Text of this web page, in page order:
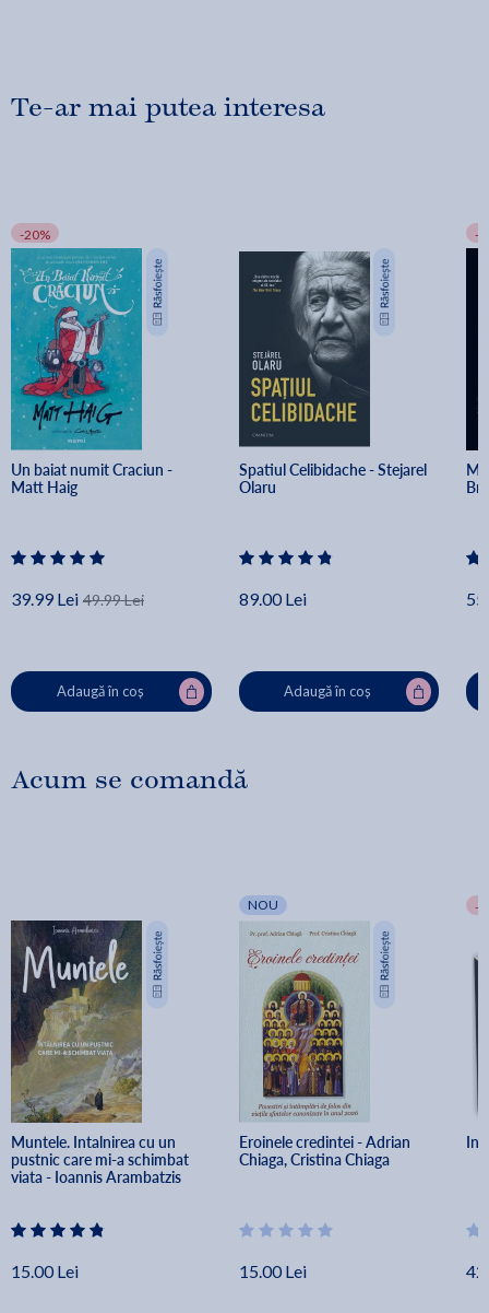
Te-ar mai putea interesa
-20%
Un baiat numit Craciun -
Matt Haig
39.99 Lei 49.99 Lei
Adaugă în coș
Spatiul Celibidache - Stejarel
Olaru
89.00 Lei
Adaugă în coș
-
Acum se comandă
Muntele. Intalnirea cu un
pustnic care mi-a schimbat
viata - Ioannis Arambatzis
15.00 Lei
NOU
Eroinele credintei - Adrian
Chiaga, Cristina Chiaga
15.00 Lei
-